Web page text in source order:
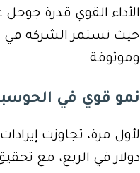
الأداء القوي قدرة
حيث تستمر الشركة في
وموثوقة.
نمو قوي في